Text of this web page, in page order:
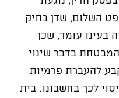
השלום, שדן בתיק
בעינו עומד, שכן
בדבר שינוי
להעברת פרמיות
לכך בחשבונו. בית